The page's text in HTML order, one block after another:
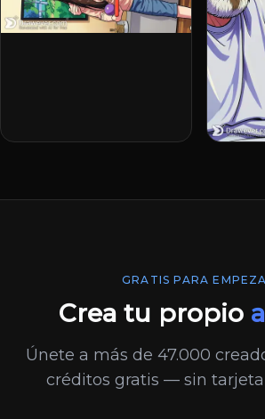
GRATIS PARA
Crea tu propio
Únete a más de 47.000
créditos gratis — sin